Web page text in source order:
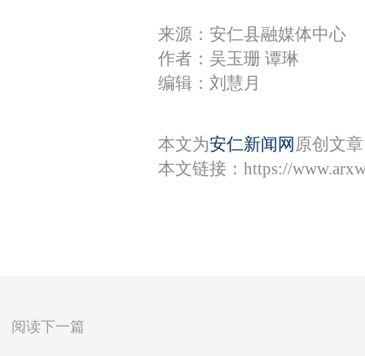
来源：安仁县融媒体中心
作者：吴玉珊 谭琳
编辑：刘慧月
本文为安仁新闻网 原创文
本文链接： https://
阅读下一篇